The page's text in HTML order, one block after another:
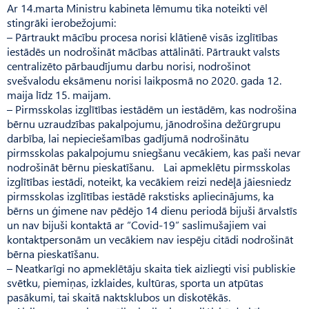
Ar 14.marta Ministru kabineta lēmumu tika noteikti vēl
stingrāki ierobežojumi:
– Pārtraukt mācību procesa norisi klātienē visās izglītības
iestādēs un nodrošināt mācības attālināti. Pārtraukt valsts
centralizēto pārbaudījumu darbu norisi, nodrošinot
svešvalodu eksāmenu norisi laikposmā no 2020. gada 12.
maija līdz 15. maijam.
– Pirmsskolas izglītības iestādēm un iestādēm, kas nodrošina
bērnu uzraudzības pakalpojumu, jānodrošina dežūrgrupu
darbība, lai nepieciešamības gadījumā nodrošinātu
pirmsskolas pakalpojumu sniegšanu vecākiem, kas paši nevar
nodrošināt bērnu pieskatīšanu. Lai apmeklētu pirmsskolas
izglītības iestādi, noteikt, ka vecākiem reizi nedēļā jāiesniedz
pirms­skolas izglītības iestādē rakstisks apliecinājums, ka
bērns un ģimene nav pēdējo 14 dienu periodā bijuši ārvalstīs
un nav bijuši kontaktā ar “Covid-19” saslimušajiem vai
kontaktpersonām un vecākiem nav iespēju citādi nodrošināt
bērna pieskatīšanu.
– Neatkarīgi no apmeklētāju skaita tiek aizliegti visi publiskie
svētku, piemiņas, izklaides, kultūras, sporta un atpūtas
pasākumi, tai skaitā naktsklubos un diskotēkās.